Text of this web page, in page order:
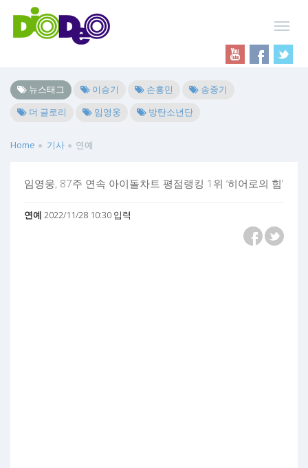
뉴스태그 이승기 손흥민
송중기
더 글로리
임영웅 방탄소년단
Home 기사 연예
임영웅, 87주 연속 아이돌차트 평점랭킹 1위 ‘히어로의 힘’
연예 2022/11/28 10:30 입력